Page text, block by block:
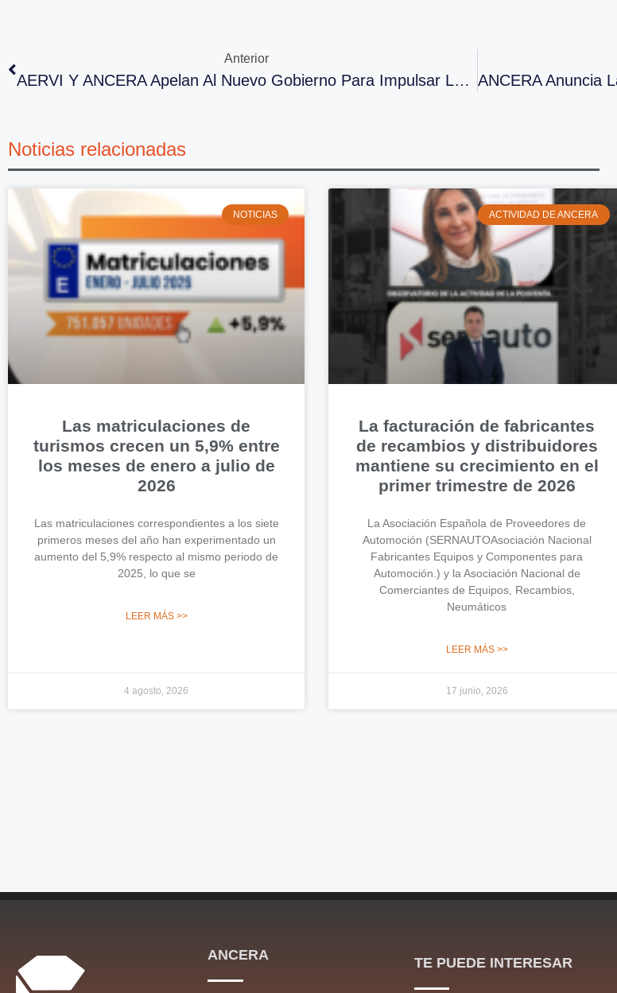
Anterior
AERVI Y ANCERA Apelan Al Nuevo Gobierno Para Impulsar La Competitividad Y Sostenibilidad Del Sector De Recambios De Automoción En España
Noticias relacionadas
NOTICIAS
Las matriculaciones de
turismos crecen un 5,9% entre
los meses de enero a julio de
2026
Las matriculaciones correspondientes a los siete
primeros meses del año han experimentado un
aumento del 5,9% respecto al mismo periodo de
2025, lo que se
LEER MÁS >>
4 agosto, 2026
ACTIVIDAD DE ANCERA
La facturación de fabricantes
de recambios y distribuidores
mantiene su crecimiento en el
primer trimestre de 2026
La Asociación Española de Proveedores de
Automoción (SERNAUTOAsociación Nacional
Fabricantes Equipos y Componentes para
Automoción.) y la Asociación Nacional de
Comerciantes de Equipos, Recambios,
Neumáticos
LEER MÁS >>
17 junio, 2026
ANCERA TE PUEDE INTERESAR